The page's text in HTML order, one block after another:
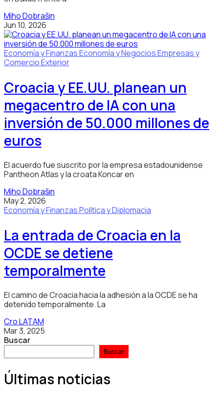
Miho Dobrašin
Jun 10, 2026
Economía y FinanzasEconomía y NegociosEmpresas y
Comercio Exterior
Croacia y EE.UU. planean un
megacentro de IA con una
inversión de 50.000 millones de
euros
El acuerdo fue suscrito por la empresa estadounidense
Pantheon Atlas y la croata Koncar en
Miho Dobrašin
May 2, 2026
Economía y FinanzasPolítica y Diplomacia
La entrada de Croacia en la
OCDE se detiene
temporalmente
El camino de Croacia hacia la adhesión a la OCDE se ha
detenido temporalmente. La
Cro LATAM
Mar 3, 2025
Buscar
Buscar
Últimas noticias